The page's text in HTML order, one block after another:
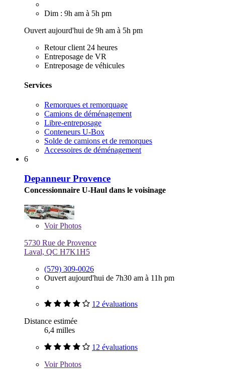
Dim : 9h am à 5h pm
Ouvert aujourd'hui de 9h am à 5h pm
Retour client 24 heures
Entreposage de VR
Entreposage de véhicules
Services
Remorques et remorquage
Camions de déménagement
Libre-entreposage
Conteneurs U-Box
Solde de camions et de remorques
Accessoires de déménagement
6
Depanneur Provence
Concessionnaire U-Haul dans le voisinage
VoirPhotos
5730 Rue de Provence
Laval, QC H7K1H5
(579) 309-0026
Ouvert aujourd'hui de 7h30 am à 11h pm
12 évaluations
Distance estimée
6,4 milles
12 évaluations
VoirPhotos